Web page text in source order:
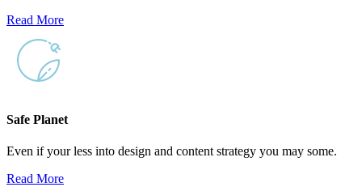
Read More
Safe Planet
Even if your less into design and content strategy you may some.
Read More